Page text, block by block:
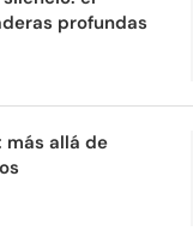
profundas
más allá de